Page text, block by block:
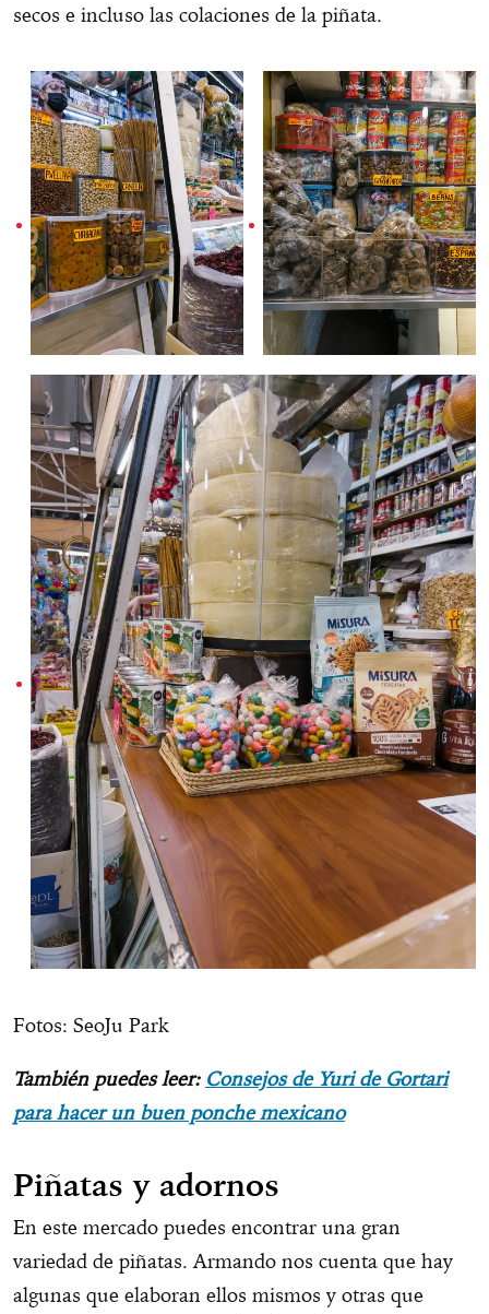
secos e incluso las colaciones de la piñata.
Fotos: SeoJu Park
También puedes leer: Consejos de Yuri de Gortari
para hacer un buen ponche mexicano
Piñatas y adornos
En este mercado puedes encontrar una gran
variedad de piñatas. Armando nos cuenta que hay
algunas que elaboran ellos mismos y otras que